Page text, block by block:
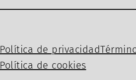
Política de privacidad
Política de cookies